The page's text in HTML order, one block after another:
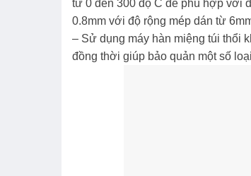
từ 0 đến 300 độ C để phù hợp với
0.8mm với độ rộng mép dán từ
– Sử dụng máy hàn miệng túi thổi
đồng thời giúp bảo quản một số